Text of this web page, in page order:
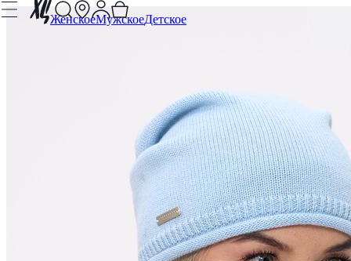
ЖенскоеМужскоеДетское